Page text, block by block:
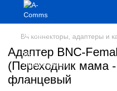
ВЧ коннекторы, адаптеры и
Адаптер BNC-
(Переходник мама
фланцевый